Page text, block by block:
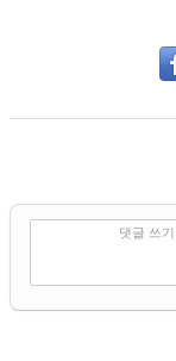
댓글 쓰